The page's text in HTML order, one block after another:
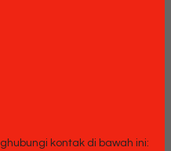
kontak di bawah ini: